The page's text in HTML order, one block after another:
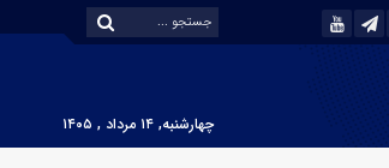
چهارشنبه, ۱۴ مرداد , ۱۴۰۵